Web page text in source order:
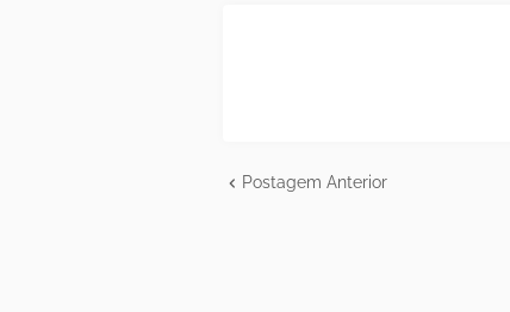
Postagem Anterior